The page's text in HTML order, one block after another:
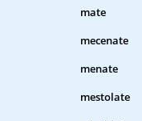
mate
mecenate
menate
mestolate